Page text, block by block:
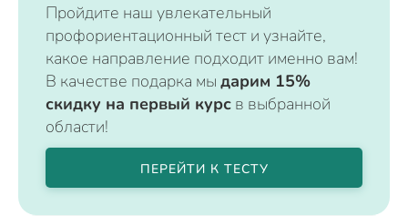
Пройдите наш увлекательный
профориентационный тест и узнайте,
какое направление подходит именно вам!
В качестве подарка мы дарим 15%
скидку на первый курс в выбранной
области!
ПЕРЕЙТИ К ТЕСТУ